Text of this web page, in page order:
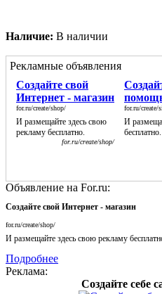
Наличие: В наличии
Рекламные объявления
Создайте свой
Интернет - магазин
for.ru/create/shop/
И размещайте здесь свою
рекламу бесплатно.
for.ru/create/shop/
for.ru/create/
И
бесплатно.
Объявление на For.ru:
Создайте свой Интернет - магазин
for.ru/create/shop/
И размещайте здесь свою рекламу
Подробнее
Реклама:
Создайте себе